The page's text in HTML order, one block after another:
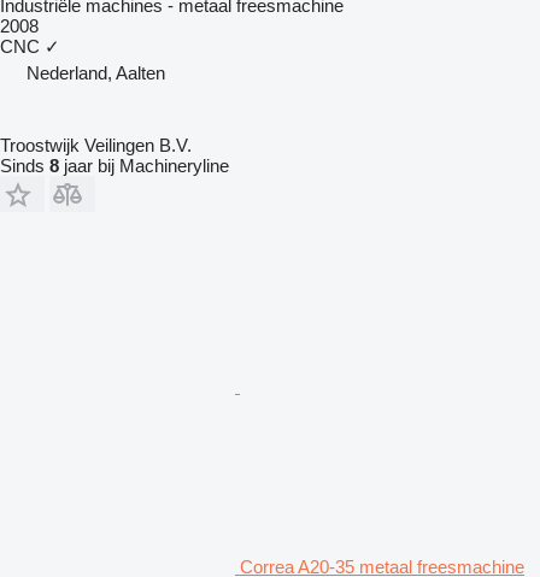
Industriële machines - metaal freesmachine
2008
CNC ✓
Nederland, Aalten
Troostwijk Veilingen B.V.
Sinds 8 jaar bij Machineryline
Correa A20-35 metaal freesmachine